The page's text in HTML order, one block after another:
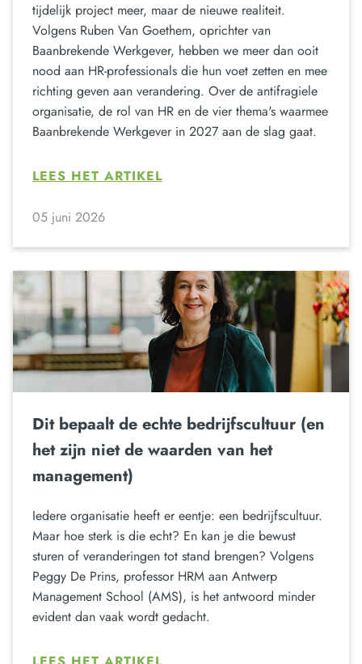
tijdelijk project meer, maar de nieuwe realiteit.
Volgens Ruben Van Goethem, oprichter van
Baanbrekende Werkgever, hebben we meer dan ooit
nood aan HR-professionals die hun voet zetten en mee
richting geven aan verandering. Over de antifragiele
organisatie, de rol van HR en de vier thema's waarmee
Baanbrekende Werkgever in 2027 aan de slag gaat.
LEES HET ARTIKEL
05 juni 2026
Dit bepaalt de echte bedrijfscultuur (en
het zijn niet de waarden van het
management)
Iedere organisatie heeft er eentje: een bedrijfscultuur.
Maar hoe sterk is die echt? En kan je die bewust
sturen of veranderingen tot stand brengen? Volgens
Peggy De Prins, professor HRM aan Antwerp
Management School (AMS), is het antwoord minder
evident dan vaak wordt gedacht.